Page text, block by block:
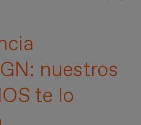
nuestros
te lo